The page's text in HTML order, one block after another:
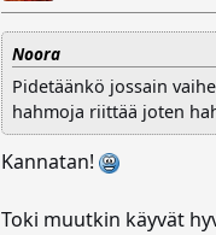
Noora
Pidetäänkö jossain
hahmoja riittää joten
Kannatan!
Toki muutkin käyvät